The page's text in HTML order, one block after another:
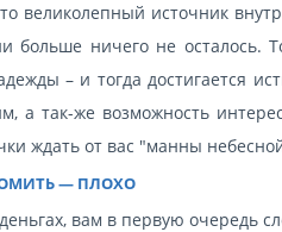
великолепный источник
больше ничего не осталось.
– и тогда достигается
а так-же возможность
ждать от вас "манны
— ПЛОХО
вам в первую очередь